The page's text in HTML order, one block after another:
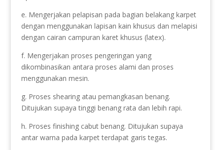
e. Mengerjakan pelapisan pada bagian belakang karpet
dengan menggunakan lapisan kain khusus dan melapisi
dengan cairan campuran karet khusus (latex).
f. Mengerjakan proses pengeringan yang
dikombinasikan antara proses alami dan proses
menggunakan mesin.
g. Proses shearing atau pemangkasan benang.
Ditujukan supaya tinggi benang rata dan lebih rapi.
h. Proses finishing cabut benang. Ditujukan supaya
antar warna pada karpet terdapat garis tegas.